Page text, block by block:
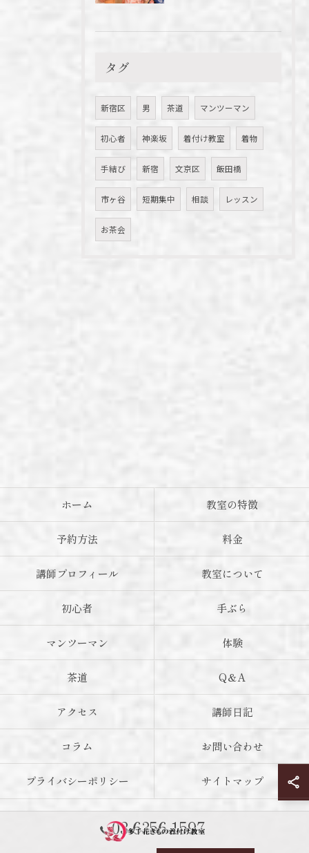
タグ
新宿区 男 茶道 マンツーマン
初心者 神楽坂 着付け教室 着物
手結び 新宿 文京区 飯田橋
市ヶ谷 短期集中 相談 レッスン
お茶会
03-6356-1597
ホーム 教室の特徴
予約方法 料金
講師プロフィール 教室について
初心者 手ぶら
マンツーマン 体験
茶道 Q＆A
アクセス 講師日記
コラム お問い合わせ
プライバシーポリシー サイトマップ